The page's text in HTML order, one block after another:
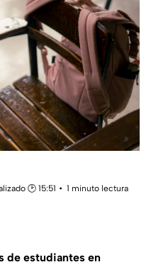
🕑 15:51
1 minuto lectura
de estudiantes en